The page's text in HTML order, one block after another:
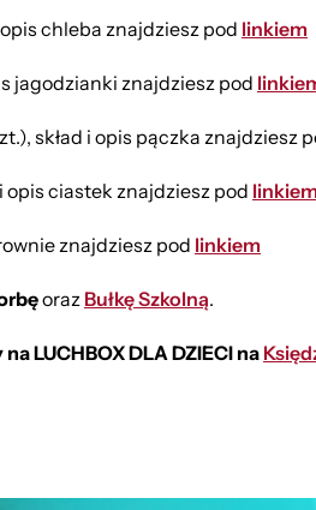
opis chleba znajdziesz pod linkiem
jagodzianki znajdziesz pod
skład i opis pączka znajdziesz
opis ciastek znajdziesz pod linkiem
znajdziesz pod linkiem
orazBułkę Szkolną.
LUCHBOX DLA DZIECI na